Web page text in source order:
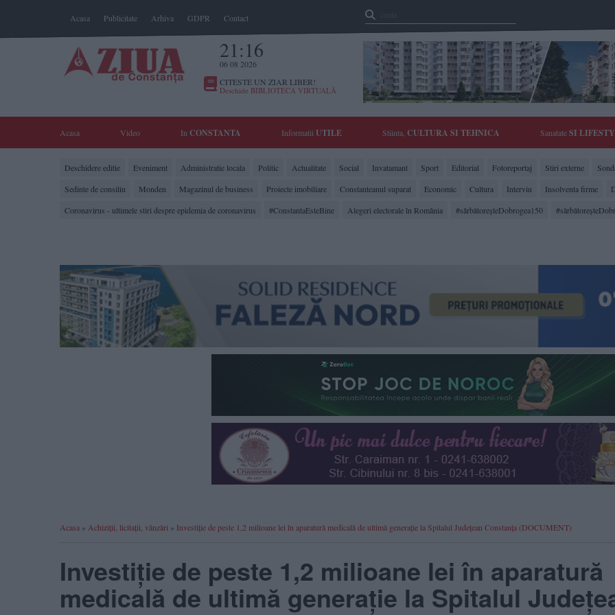
Acasa Publicitate Arhiva GDPR Contact
21:16
06 08 2026
CITESTE UN ZIAR LIBER!
Deschide BIBLIOTECA VIRTUALĂ
Acasa Video In CONSTANTA Informatii UTILE Stiinta, CULTURA SI TEHNICA SanatateSI
Deschidere editie Eveniment Administratie locala Politic Actualitate Social Invatamant Sport Editorial Fotoreportaj Stiri externe
Sedinte de consiliu
Monden Magazinul de business Proiecte imobiliare Constanteanul suparat Economic Cultura Interviu Insolventa firme
Coronavirus - ultimele stiri despre epidemia de coronavirus
#ConstantaEsteBine Alegeri electorale în România #sărbătoreşteDobrogea150
Acasa » Achiziții, licitații, vânzări » Investiție de peste 1,2 milioane lei în aparatură medicală de ultimă generație la Spitalul Județean Constanța (DOCUMENT)
Investiție de peste 1,2 milioane lei în aparatură
medicală de ultimă generație la Spitalul